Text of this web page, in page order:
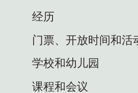
经历
门票、开放时间和活
学校和幼儿园
课程和会议